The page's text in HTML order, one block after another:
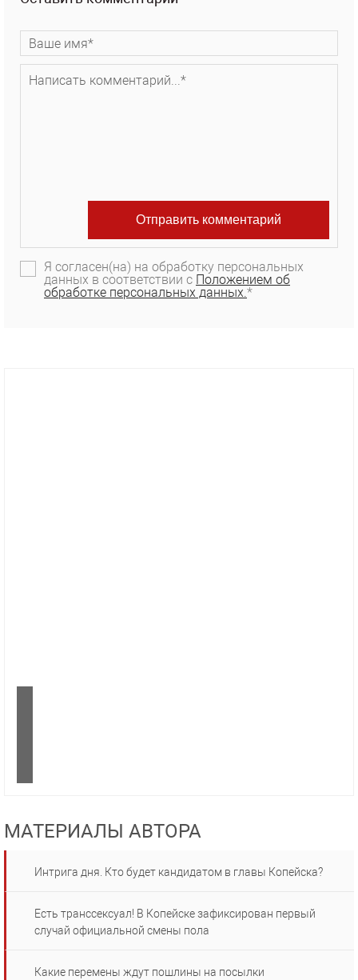
Я согласен(на) на обработку персональных
данных в соответствии с Положением об
обработке персональных данных.*
МАТЕРИАЛЫ АВТОРА
Интрига дня. Кто будет кандидатом в главы Копейска?
Есть транссексуал! В Копейске зафиксирован первый
случай официальной смены пола
Какие перемены ждут пошлины на посылки